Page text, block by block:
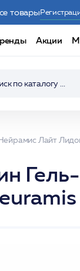
товары
Акции